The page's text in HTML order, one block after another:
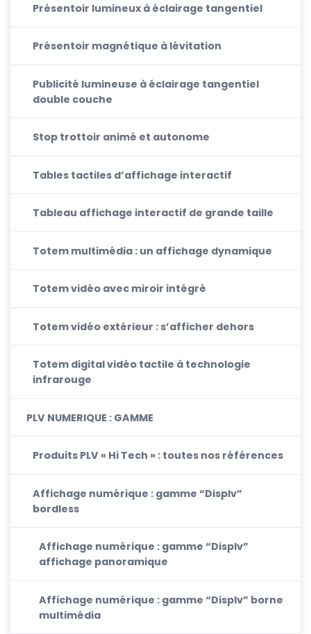
Présentoir lumineux à éclairage tangentiel
Présentoir magnétique à lévitation
Publicité lumineuse à éclairage tangentiel
double couche
Stop trottoir animé et autonome
Tables tactiles d’affichage interactif
Tableau affichage interactif de grande taille
Totem multimédia : un affichage dynamique
Totem vidéo avec miroir intégré
Totem vidéo extérieur : s’afficher dehors
Totem digital vidéo tactile à technologie
infrarouge
PLV NUMERIQUE : GAMME
Produits PLV « Hi Tech » : toutes nos références
Affichage numérique : gamme “Displv”
bordless
Affichage numérique : gamme “Displv”
affichage panoramique
Affichage numérique : gamme “Displv” borne
multimédia